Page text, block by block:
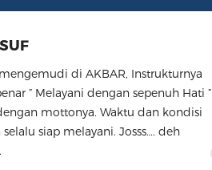
di AKBAR, Instrukturnya
” Melayani dengan sepenuh Hati ”
mottonya. Waktu dan kondisi
siap melayani. Josss…. deh